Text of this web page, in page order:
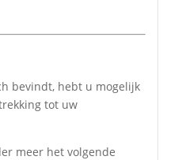
bevindt, hebt u mogelijk
tot uw
meer het volgende